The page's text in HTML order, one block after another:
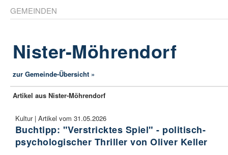
GEMEINDEN
Nister-Möhrendorf
zur Gemeinde-Übersicht »
Artikel aus Nister-Möhrendorf
Kultur | Artikel vom 31.05.2026
Buchtipp: "Verstricktes Spiel" - politisch-
psychologischer Thriller von Oliver Keller